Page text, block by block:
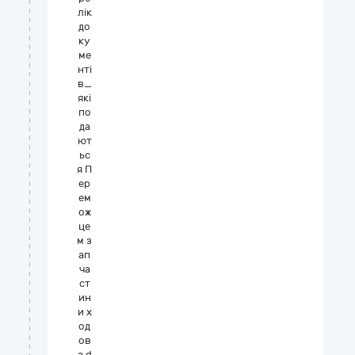
лік
до
ку
ме
нті
в_
які
по
да
ют
ьс
я П
ер
ем
ож
це
м з
ап
ча
ст
ин
и х
од
ов